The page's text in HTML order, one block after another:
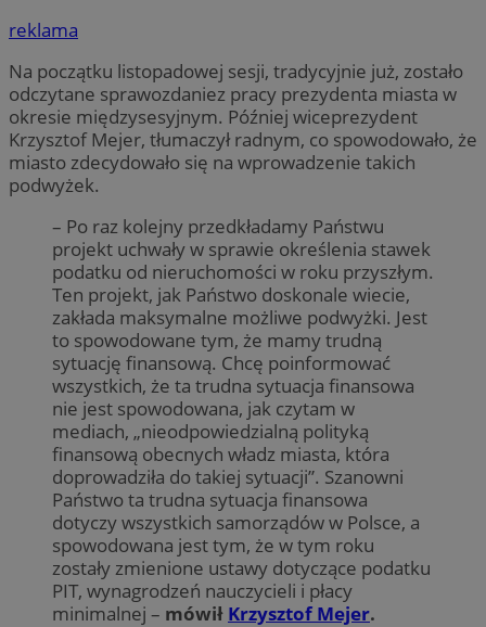
reklama
Na początku listopadowej sesji, tradycyjnie już, zostało
odczytane sprawozdaniez pracy prezydenta miasta w
okresie międzysesyjnym. Później wiceprezydent
Krzysztof Mejer, tłumaczył radnym, co spowodowało, że
miasto zdecydowało się na wprowadzenie takich
podwyżek.
– Po raz kolejny przedkładamy Państwu
projekt uchwały w sprawie określenia stawek
podatku od nieruchomości w roku przyszłym.
Ten projekt, jak Państwo doskonale wiecie,
zakłada maksymalne możliwe podwyżki. Jest
to spowodowane tym, że mamy trudną
sytuację finansową. Chcę poinformować
wszystkich, że ta trudna sytuacja finansowa
nie jest spowodowana, jak czytam w
mediach, „nieodpowiedzialną polityką
finansową obecnych władz miasta, która
doprowadziła do takiej sytuacji”. Szanowni
Państwo ta trudna sytuacja finansowa
dotyczy wszystkich samorządów w Polsce, a
spowodowana jest tym, że w tym roku
zostały zmienione ustawy dotyczące podatku
PIT, wynagrodzeń nauczycieli i płacy
minimalnej – mówił Krzysztof Mejer.